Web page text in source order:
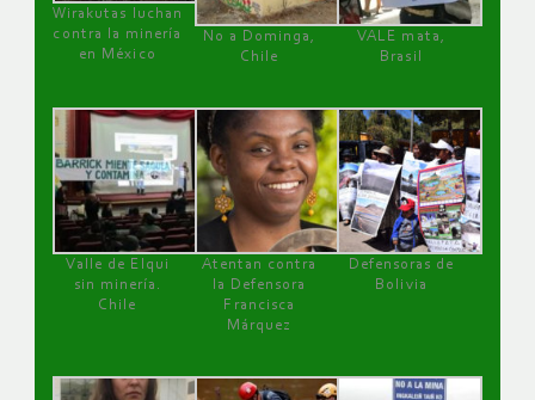
Wirakutas luchan
contra la minería
en México
No a Dominga,
Chile
VALE mata,
Brasil
Valle de Elqui
sin minería.
Chile
Atentan contra
la Defensora
Francisca
Márquez
Defensoras de
Bolivia